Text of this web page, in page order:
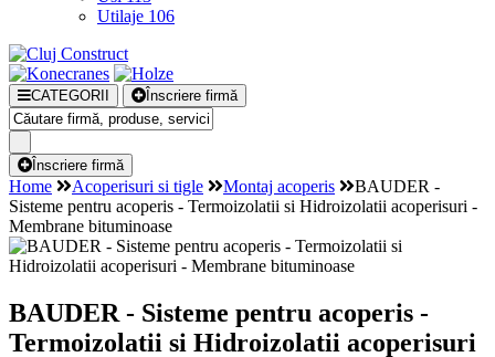
Utilaje 106
CATEGORII Înscriere firmă
Înscriere firmă
Home Acoperisuri si tigle Montaj acoperis
BAUDER -
Sisteme pentru acoperis - Termoizolatii si Hidroizolatii acoperisuri -
Membrane bituminoase
BAUDER - Sisteme pentru acoperis -
Termoizolatii si Hidroizolatii acoperisuri